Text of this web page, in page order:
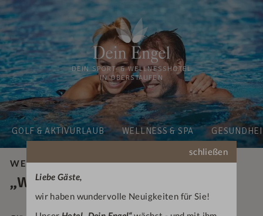
schließen
Liebe Gäste,
wir haben wundervolle Neuigkeiten für Sie!
DEIN SPORT- & WELLNESSHOTEL
IN OBERSTAUFEN
GOLF & AKTIVURLAUB WELLNESS & SPA
WELLNESS
„WELLNESS · GLÜCK“